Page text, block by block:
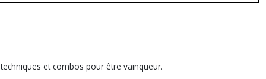
et combos pour être vainqueur.